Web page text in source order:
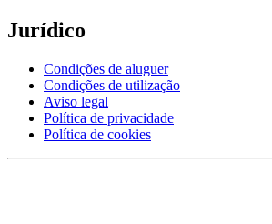
Jurídico
Condições de aluguer
Condições de utilização
Aviso legal
Política de privacidade
Política de cookies